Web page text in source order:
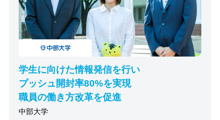
学生に向けた情報発信を行い
プッシュ開封率80%を実現
職員の働き方改革を促進
中部大学